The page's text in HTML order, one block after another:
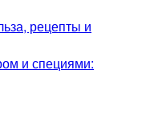
рецепты и
и специями: